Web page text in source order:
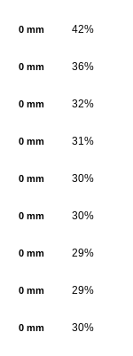
0 mm 42%
0 mm 36%
0 mm 32%
0 mm 31%
0 mm 30%
0 mm 30%
0 mm 29%
0 mm 29%
0 mm 30%